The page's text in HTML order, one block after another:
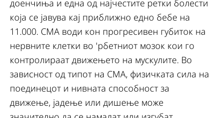
доенчиња и една од најчестите ретки болести
која се јавува кај приближно едно бебе на
11.000. СМА води кон прогресивен губиток на
нервните клетки во 'рбетниот мозок кои го
контролираат движењето на мускулите. Во
зависност од типот на СМА, физичката сила на
поединецот и нивната способност за
движење, јадење или дишење може